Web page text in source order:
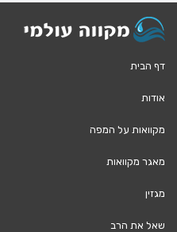
דף הבית
אודות
מקוואות על המפה
מאגר מקוואות
מגזין
שאל את הרב